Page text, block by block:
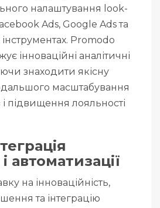
налаштування look-
Ads, Google Ads та
Promodo
інноваційні аналітичні
знаходити якісну
масштабування
підвищення лояльності
автоматизації
на інноваційність,
та інтеграцію